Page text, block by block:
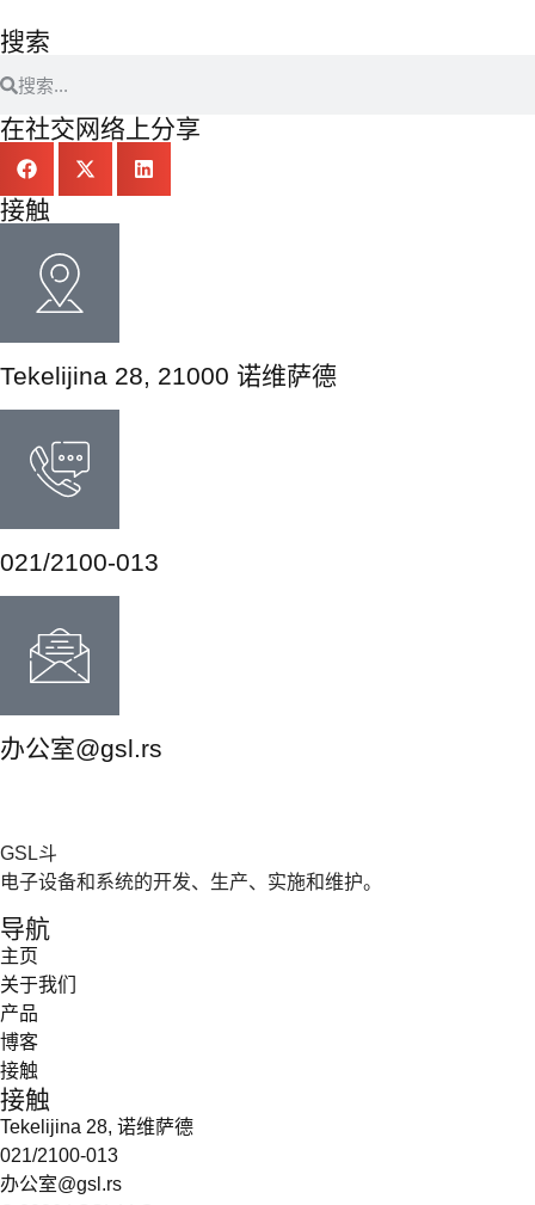
搜索
在社交网络上分享
接触
Tekelijina 28, 21000 诺维萨德
021/2100-013
办公室@gsl.rs
GSL斗
电子设备和系统的开发、生产、实施和维护。
导航
主页
关于我们
产品
博客
接触
接触
Tekelijina 28, 诺维萨德
021/2100-013
办公室@gsl.rs